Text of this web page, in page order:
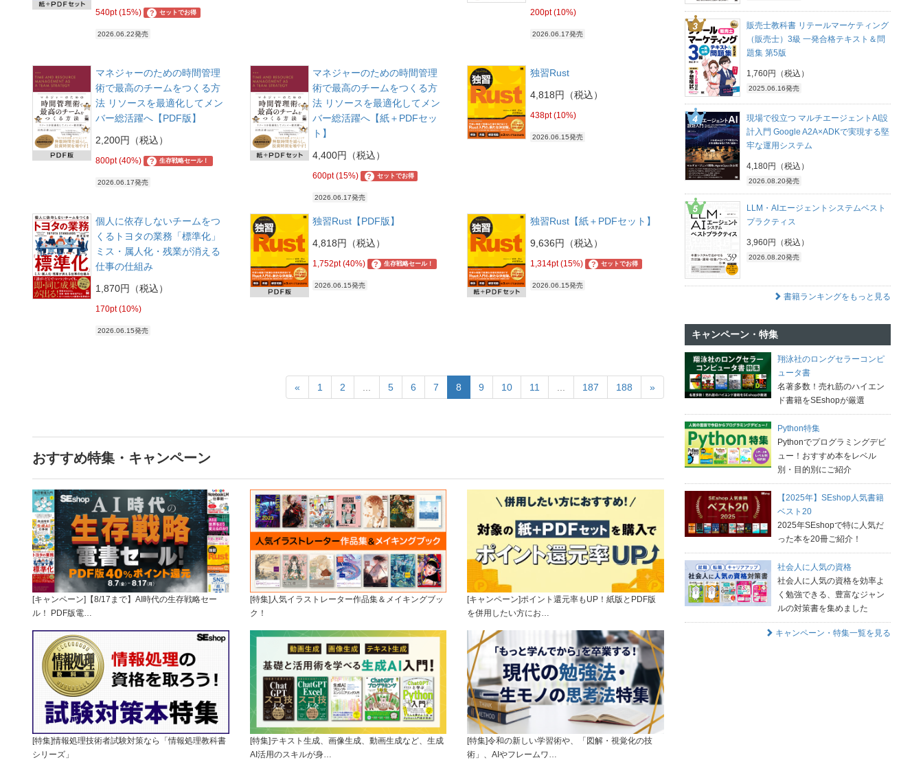
540pt (15%) ? セットでお得
2026.06.22発売
200pt (10%)
2026.06.17発売
マネジャーのための時間管理
術で最高のチームをつくる方
法 リソースを最適化してメン
バー総活躍へ【PDF版】
2,200円（税込）
800pt (40%) ? 生存戦略セール！
2026.06.17発売
マネジャーのための時間管理
術で最高のチームをつくる方
法 リソースを最適化してメン
バー総活躍へ【紙＋PDFセッ
ト】
4,400円（税込）
600pt (15%) ? セットでお得
2026.06.17発売
独習Rust
4,818円（税込）
438pt (10%)
2026.06.15発売
個人に依存しないチームをつ
くるトヨタの業務「標準化」
ミス・属人化・残業が消える
仕事の仕組み
1,870円（税込）
170pt (10%)
2026.06.15発売
独習Rust【PDF版】
4,818円（税込）
1,752pt (40%) ? 生存戦略セール！
2026.06.15発売
独習Rust【紙＋PDFセット】
9,636円（税込）
1,314pt (15%) ? セットでお得
2026.06.15発売
« 1 2 5 6 7 8 9 10 11 187 188 »
おすすめ特集・キャンペーン
[キャンペーン]【8/17まで】AI時代の生存戦略セー
ル！ PDF版電…
[特集]人気イラストレーター作品集＆メイキングブッ
ク！
[キャンペーン]ポイント還元率もUP！紙版とPDF版
を併用したい方にお…
[特集]情報処理技術者試験対策なら「情報処理教科書
シリーズ」
[特集]テキスト生成、画像生成、動画生成など、生成
AI活用のスキルが身…
[特集]令和の新しい学習術や、「図解・視覚化の技
術」、AIやフレームワ…
販売士教科書 リテールマーケティング
（販売士）3級 一発合格テキスト＆問
題集 第5版
1,760円（税込）
2025.06.16発売
現場で役立つ マルチエージェントAI設
計入門 Google A2A×ADKで実現する堅
牢な運用システム
4,180円（税込）
2026.08.20発売
LLM・AIエージェントシステムベスト
プラクティス
3,960円（税込）
2026.08.20発売
書籍ランキングをもっと見る
キャンペーン・特集
翔泳社のロングセラーコンピ
ュータ書
名著多数！売れ筋のハイエン
ド書籍をSEshopが厳選
Python特集
Pythonでプログラミングデビ
ュー！おすすめ本をレベル
別・目的別にご紹介
【2025年】SEshop人気書籍
ベスト20
2025年SEshopで特に人気だ
った本を20冊ご紹介！
社会人に人気の資格
社会人に人気の資格を効率よ
く勉強できる、豊富なジャン
ルの対策書を集めました
キャンペーン・特集一覧を見る